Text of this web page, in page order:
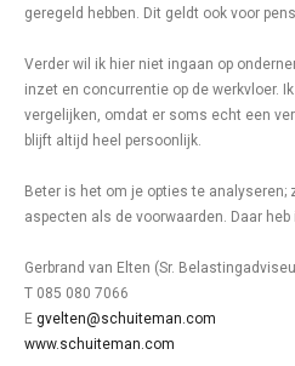
geregeld hebben. Dit geldt ook voor
Verder wil ik hier niet ingaan op
inzet en concurrentie op de werkvloer.
vergelijken, omdat er soms echt een
blijft altijd heel persoonlijk.
Beter is het om je opties te
aspecten als de voorwaarden. Daar heb
Gerbrand van Elten (Sr.
T 085 080 7066
E gvelten@schuiteman.com
www.schuiteman.com